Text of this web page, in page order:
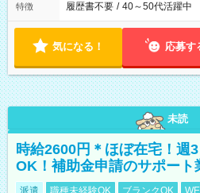
特徴 履歴書不要 / 40～50代活躍中
気になる！ 応募す
未読
時給2600円＊ほぼ在宅！週
OK！補助金申請のサポート
派遣 職種未経験OK ブランクOK